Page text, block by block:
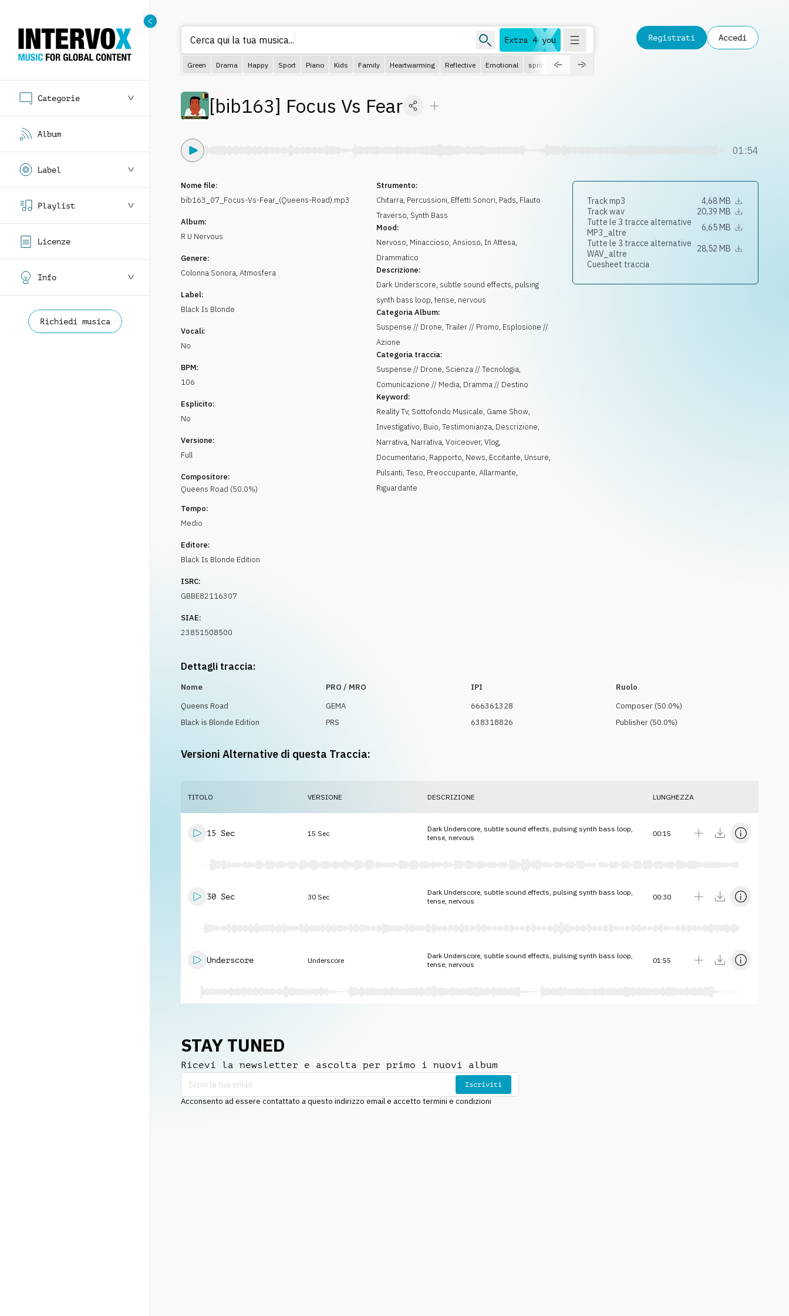
Categorie
Album
Label
Playlist
Licenze
Info
Richiedi musica
Extra 4 you
Cerca qui la tua musica...
Green Drama Happy Sport Piano Kids Family Heartwarming Reflective Emotional spring
Registrati Accedi
[bib163] Focus Vs Fear
01:54
Nome file:
bib163_07_Focus-Vs-Fear_(Queens-Road).mp3
Album:
R U Nervous
Genere:
Colonna Sonora, Atmosfera
Label:
Black Is Blonde
Vocali:
No
BPM:
106
Esplicito:
No
Versione:
Full
Compositore:
Queens Road (50.0%)
Tempo:
Medio
Editore:
Black Is Blonde Edition
ISRC:
GBBE82116307
SIAE:
23851508500
Strumento:
Chitarra, Percussioni, Effetti Sonori, Pads, Flauto
Traverso, Synth Bass
Mood:
Nervoso, Minaccioso,Ansioso,In Attesa,
Drammatico
Descrizione:
Dark Underscore, subtle sound effects, pulsing
synth bass loop, tense, nervous
Categoria Album:
Suspense // Drone, Trailer // Promo, Esplosione //
Azione
Categoria traccia:
Suspense // Drone, Scienza // Tecnologia,
Comunicazione // Media, Dramma // Destino
Keyword:
Reality Tv, Sottofondo Musicale, Game Show,
Investigativo, Buio,Testimonianza, Descrizione,
Narrativa, Narrativa,Voiceover,Vlog,
Documentario, Rapporto, News, Eccitante, Unsure,
Pulsanti,Teso, Preoccupante,Allarmante,
Riguardante
Track mp3
4,68 MB
Track wav
20,39 MB
Tutte le 3 tracce alternative
MP3_altre
6,65 MB
Tutte le 3 tracce alternative
WAV_altre
28,52 MB
Cuesheet traccia
Dettagli traccia:
Nome PRO / MRO IPI
Ruolo
Queens Road
GEMA 666361328 Composer(50.0%)
Black is Blonde Edition
PRS 638318826 Publisher(50.0%)
Versioni Alternative di questa Traccia:
TITOLO VERSIONE DESCRIZIONE LUNGHEZZA
15 Sec 15 Sec
Dark Underscore, subtle sound effects, pulsing synth bass loop,
tense, nervous
00:15
30 Sec 30 Sec
Dark Underscore, subtle sound effects, pulsing synth bass loop,
tense, nervous
00:30
Underscore Underscore
Dark Underscore, subtle sound effects, pulsing synth bass loop,
tense, nervous
01:55
STAY TUNED
Ricevi la newsletter e ascolta per primo i nuovi album
Iscriviti
Acconsento ad essere contattato a questo indirizzo email e accetto termini e condizioni